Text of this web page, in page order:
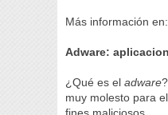
Más información en:
Adware:
¿Qué es eladware
muy molesto para